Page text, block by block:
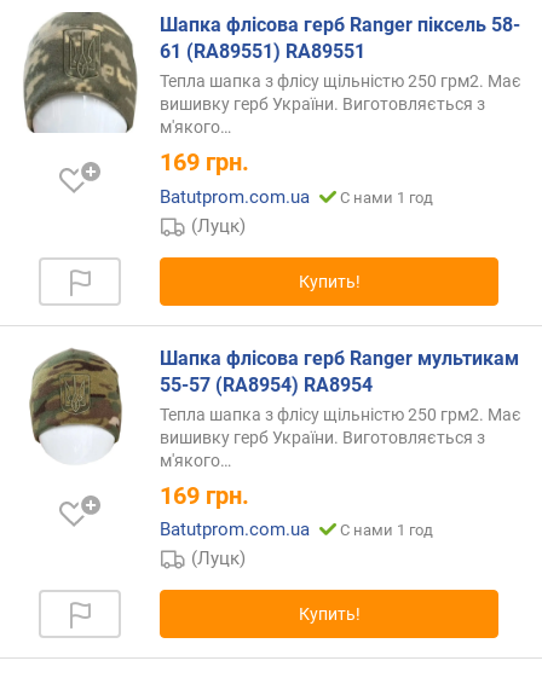
Шапка флісова герб Ranger піксель 58-
61 (RA89551) RA89551
Тепла шапка з флісу щільністю 250 грм2. Має
вишивку герб України. Виготовляється з
м'якого…
169 грн.
Batutprom.com.ua С нами 1 год
(Луцк)
Купить!
Шапка флісова герб Ranger мультикам
55-57 (RA8954) RA8954
Тепла шапка з флісу щільністю 250 грм2. Має
вишивку герб України. Виготовляється з
м'якого…
169 грн.
Batutprom.com.ua С нами 1 год
(Луцк)
Купить!